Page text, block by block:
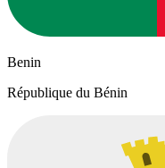
Benin
République du Bénin